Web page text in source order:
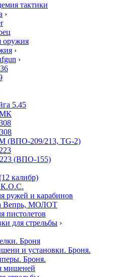
тактики
›
оружия
›
›
5.45
МК
(ВПО-209/213, TG-2)
(ВПО-155)
калибр)
ружей и карабинов
Вепрь, МОЛОТ
пистолетов
для стрельбы ›
Броня
и установки. Броня.
Броня.
мишеней